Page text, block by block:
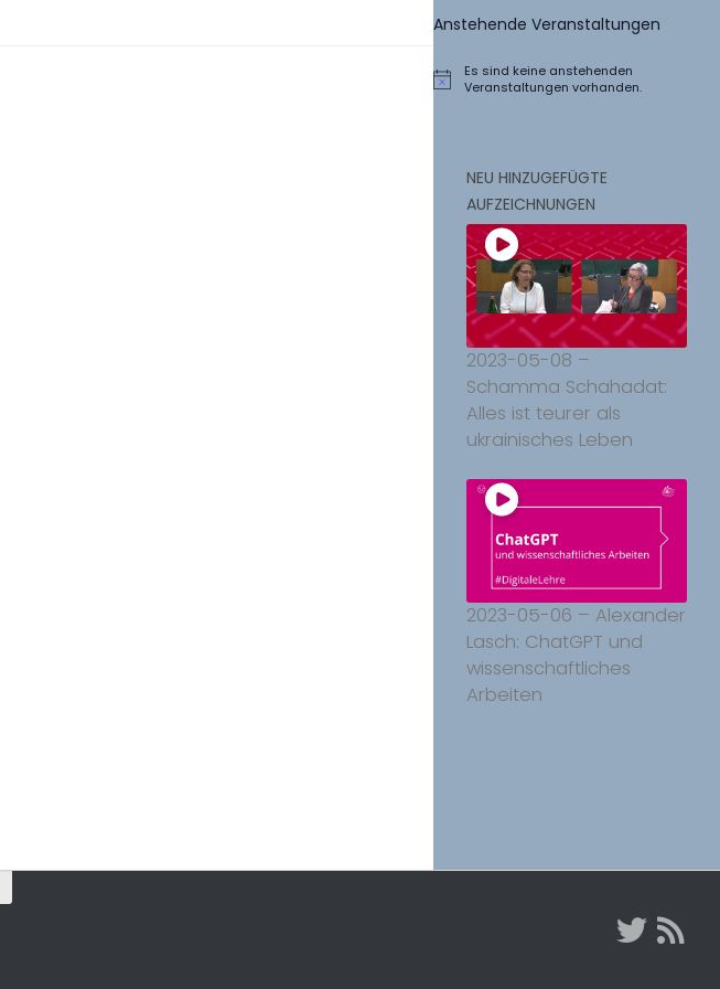
Anstehende Veranstaltungen
Hinweis
Es sind keine anstehenden
Veranstaltungen vorhanden.
NEU HINZUGEFÜGTE
AUFZEICHNUNGEN
2023-05-08 –
Schamma Schahadat:
Alles ist teurer als
ukrainisches Leben
2023-05-06 – Alexander
Lasch: ChatGPT und
wissenschaftliches
Arbeiten